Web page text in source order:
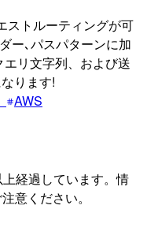
ストルーティングが可
ー､パスパターンに加
リ文字列、および送
ります!
AWS
経過しています。情
意ください。